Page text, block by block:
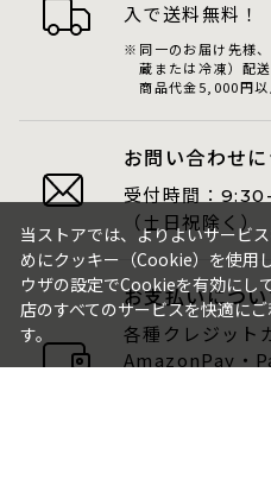
入で送料無料！
同一のお届け先様
蔵または冷凍）配
商品代金5,000円以
お問い合わせ
受付時間：
（土日祝除く）
お支払いにつ
各種クレジット
AmazonPay・
当ストアでは、よりよいサービ
めにクッキー（Cookie）を使用
ウザの設定でCookieを有効にし
店のすべてのサービスを快適に
す。